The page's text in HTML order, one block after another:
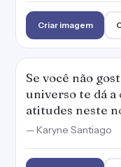
positivo e não